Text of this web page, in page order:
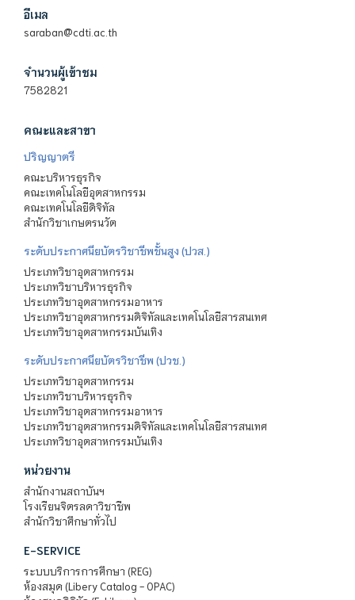
อีเมล
saraban@cdti.ac.th
จำนวนผู้เข้าชม
7582821
คณะและสาขา
ปริญญาตรี
คณะบริหารธุรกิจ
คณะเทคโนโลยีอุตสาหกรรม
คณะเทคโนโลยีดิจิทัล
สำนักวิชาเกษตรนวัต
ระดับประกาศนียบัตรวิชาชีพชั้นสูง (ปวส.)
ประเภทวิชาอุตสาหกรรม
ประเภทวิชาบริหารธุรกิจ
ประเภทวิชาอุตสาหกรรมอาหาร
ประเภทวิชาอุตสาหกรรมดิจิทัลและเทคโนโลยีสารสนเทศ
ประเภทวิชาอุตสาหกรรมบันเทิง
ระดับประกาศนียบัตรวิชาชีพ (ปวช.)
ประเภทวิชาอุตสาหกรรม
ประเภทวิชาบริหารธุรกิจ
ประเภทวิชาอุตสาหกรรมอาหาร
ประเภทวิชาอุตสาหกรรมดิจิทัลและเทคโนโลยีสารสนเทศ
ประเภทวิชาอุตสาหกรรมบันเทิง
หน่วยงาน
สำนักงานสถาบันฯ
โรงเรียนจิตรลดาวิชาชีพ
สำนักวิชาศึกษาทั่วไป
E-SERVICE
ระบบบริการการศึกษา (REG)
ห้องสมุด (Libery Catalog - OPAC)